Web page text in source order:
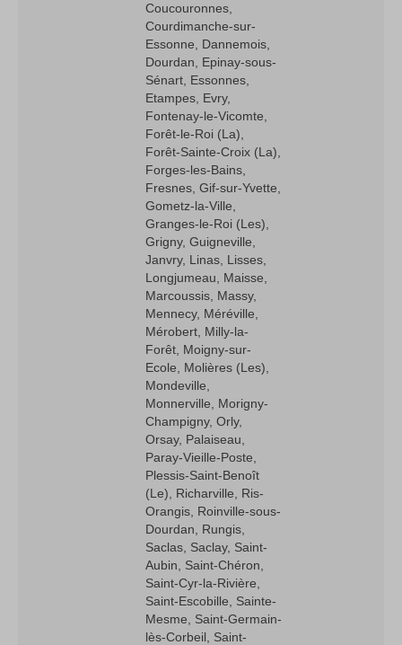
Coucouronnes,
Courdimanche-sur-
Essonne, Dannemois,
Dourdan, Epinay-sous-
Sénart, Essonnes,
Etampes, Evry,
Fontenay-le-Vicomte,
Forêt-le-Roi (La),
Forêt-Sainte-Croix (La),
Forges-les-Bains,
Fresnes, Gif-sur-Yvette,
Gometz-la-Ville,
Granges-le-Roi (Les),
Grigny, Guigneville,
Janvry, Linas, Lisses,
Longjumeau, Maisse,
Marcoussis, Massy,
Mennecy, Méréville,
Mérobert, Milly-la-
Forêt, Moigny-sur-
Ecole, Molières (Les),
Mondeville,
Monnerville, Morigny-
Champigny, Orly,
Orsay, Palaiseau,
Paray-Vieille-Poste,
Plessis-Saint-Benoît
(Le), Richarville, Ris-
Orangis, Roinville-sous-
Dourdan, Rungis,
Saclas, Saclay, Saint-
Aubin, Saint-Chéron,
Saint-Cyr-la-Rivière,
Saint-Escobille, Sainte-
Mesme, Saint-Germain-
lès-Corbeil, Saint-